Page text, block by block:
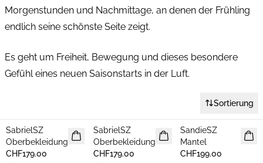
Morgenstunden und Nachmittage, an denen der Frühling
endlich seine schönste Seite zeigt.
Es geht um Freiheit, Bewegung und dieses besondere
Gefühl eines neuen Saisonstarts in der Luft.
Sortierung
NEUHEIT
SabrielSZ
Oberbekleidung
CHF179.00
NEUHEIT
SabrielSZ
Oberbekleidung
CHF179.00
NEUHEIT
SandieSZ
Mantel
CHF199.00